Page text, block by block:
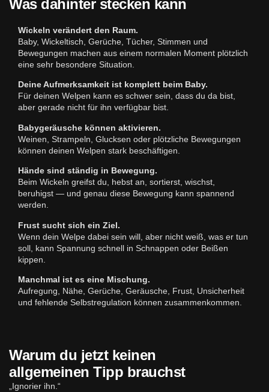
Was dahinter stecken kann
Wickeln verändert den Raum.
Baby, Wickeltisch, Gerüche, Tücher, Stimmen und
Bewegungen machen aus einem normalen Moment plötzlich
eine sehr besondere Situation.
Deine Aufmerksamkeit ist komplett beim Baby.
Für deinen Welpen kann es schwer sein, dass du da bist,
aber gerade nicht für ihn verfügbar bist.
Babygeräusche können aktivieren.
Weinen, Strampeln, Glucksen oder plötzliche Bewegungen
können deinen Welpen stark beschäftigen.
Hände sind ständig in Bewegung.
Beim Wickeln greifst du, hebst an, sortierst, wischst,
beruhigst — und genau diese Bewegung kann spannend
werden.
Frust sucht sich ein Ziel.
Wenn dein Welpe dabei sein will, aber nicht weiß, was er tun
soll, kann Spannung schnell in Schnappen oder Beißen
kippen.
Manchmal ist es eine Mischung.
Aufregung, Nähe, Gerüche, Geräusche, Frust, Unsicherheit
und fehlende Selbstregulation können zusammenkommen.
Warum du jetzt keinen
allgemeinen Tipp brauchst
„Ignorier ihn.“